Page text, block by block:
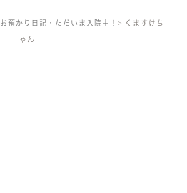
お預かり日記・ただいま入院中！ くますけち
ゃん